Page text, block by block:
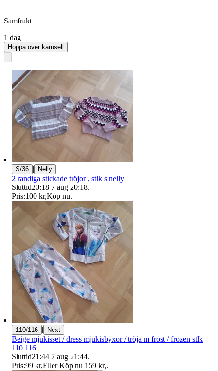
Samfrakt
1 dag
Hoppa över karusell
S/36 | Nelly
2 randiga stickade tröjor , stlk s nelly
Sluttid20:18 7 aug 20:18.
Pris:100 kr,Köp nu.
110/116 | Next
Beige mjukisset / dress mjukisbyxor / tröja m frost / frozen stlk
110 116
Sluttid21:44 7 aug 21:44.
Pris:99 kr,Eller Köp nu 159 kr,.